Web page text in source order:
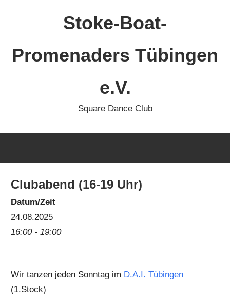
Stoke-Boat-
Promenaders Tübingen
e.V.
Square Dance Club
Clubabend (16-19 Uhr)
Datum/Zeit
24.08.2025
16:00 - 19:00
Wir tanzen jeden Sonntag im D.A.I. Tübingen
(1.Stock)